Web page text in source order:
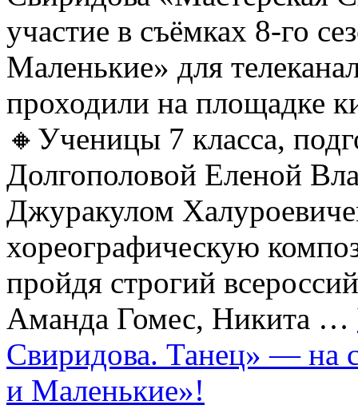
участие в съёмках 8-го
Маленькие» для
проходили на площадке
🔸Ученицы 7 класса,
Долгополовой Еленой
Джуракулом
хореографическую
пройдя строгий
Аманда Гомес, Никита …
Свиридова. Танец» — на
и Маленькие»!